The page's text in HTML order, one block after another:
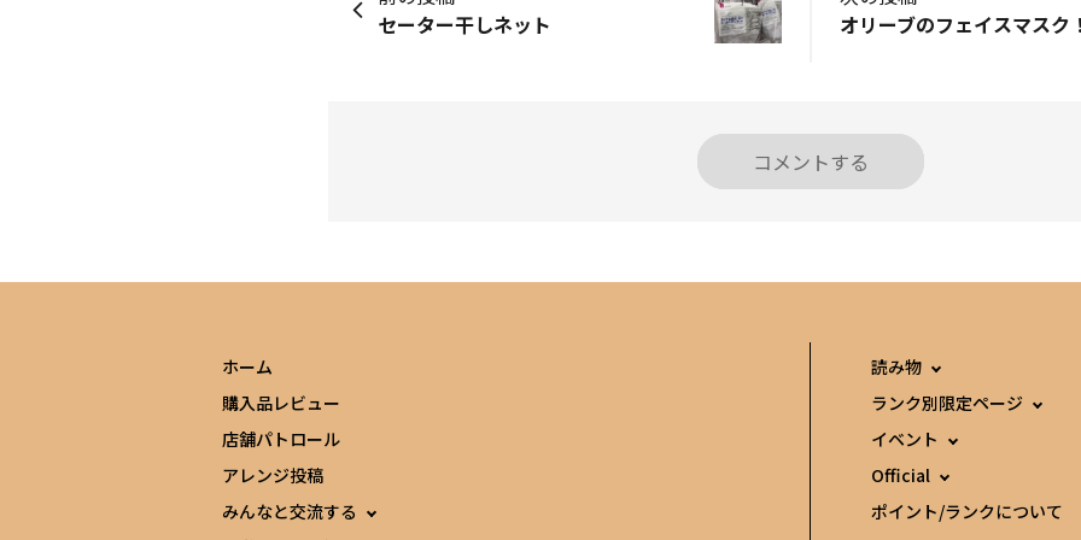
セーター干しネット
オリーブのフェイスマスク
コメントする
ホーム
購入品レビュー
店舗パトロール
アレンジ投稿
みんなと交流する
読み物
ランク別限定ページ
イベント
Official
ポイント/ランクについて